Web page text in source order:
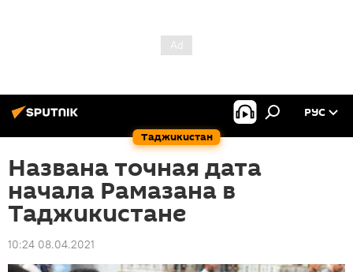
Таджикистан
РУС
Названа точная дата
начала Рамазана в
Таджикистане
10:24 08.04.2021